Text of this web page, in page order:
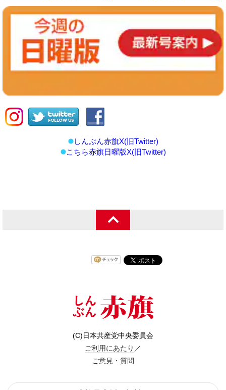
しんぶん赤旗X(旧Twitter)
こちら赤旗日曜版X(旧Twitter)
(C)日本共産党中央委員会
ご利用にあたり ／
ご意見・質問